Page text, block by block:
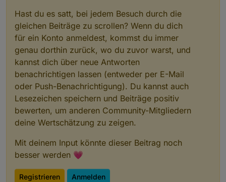
Hast du es satt, bei jedem Besuch durch die
gleichen Beiträge zu scrollen? Wenn du dich
für ein Konto anmeldest, kommst du immer
genau dorthin zurück, wo du zuvor warst, und
kannst dich über neue Antworten
benachrichtigen lassen (entweder per E-Mail
oder Push-Benachrichtigung). Du kannst auch
Lesezeichen speichern und Beiträge positiv
bewerten, um anderen Community-Mitgliedern
deine Wertschätzung zu zeigen.
Mit deinem Input könnte dieser Beitrag noch
besser werden 💗
Registrieren Anmelden